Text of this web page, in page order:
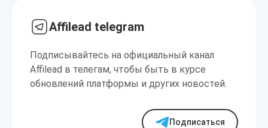
Affilead telegram
Подписывайтесь на официальный канал
Affilead в телегам, чтобы быть в курсе
обновлений платформы и других новостей.
Подписаться